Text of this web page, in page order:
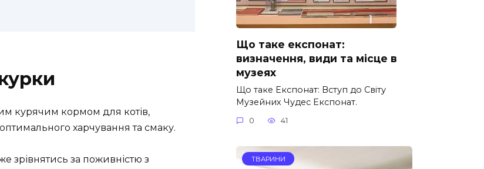
зрівнятись за поживністю з
Що таке експонат:
визначення, види та місце в
музеях
Що таке Експонат: Вступ до Світу
Музейних Чудес Експонат.
0 41
ТВАРИНИ